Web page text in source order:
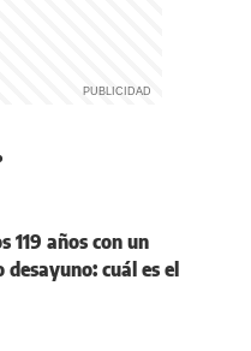
119 años con un
cuál es el